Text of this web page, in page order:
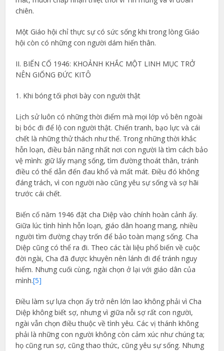
chiên.
Một Giáo hội chỉ thực sự có sức sống khi trong lòng Giáo
hội còn có những con người dám hiến thân.
II. BIẾN CỐ 1946: KHOẢNH KHẮC MỘT LINH MỤC TRỞ
NÊN GIỐNG ĐỨC KITÔ
1. Khi bóng tối phơi bày con người thật
Lịch sử luôn có những thời điểm mà mọi lớp vỏ bên ngoài
bị bóc đi để lộ con người thật. Chiến tranh, bạo lực và cái
chết là những thử thách như thế. Trong những thời khắc
hỗn loạn, điều bản năng nhất nơi con người là tìm cách bảo
vệ mình: giữ lấy mạng sống, tìm đường thoát thân, tránh
điều có thể dẫn đến đau khổ và mất mát. Điều đó không
đáng trách, vì con người nào cũng yêu sự sống và sợ hãi
trước cái chết.
Biến cố năm 1946 đặt cha Diệp vào chính hoàn cảnh ấy.
Giữa lúc tình hình hỗn loạn, giáo dân hoang mang, nhiều
người tìm đường chạy trốn để bảo toàn mạng sống. Cha
Diệp cũng có thể ra đi. Theo các tài liệu phổ biến về cuộc
đời ngài, Cha đã được khuyên nên lánh đi để tránh nguy
hiểm. Nhưng cuối cùng, ngài chọn ở lại với giáo dân của
mình.[5]
Điều làm sự lựa chọn ấy trở nên lớn lao không phải vì Cha
Diệp không biết sợ, nhưng vì giữa nỗi sợ rất con người,
ngài vẫn chọn điều thuộc về tình yêu. Các vị thánh không
phải là những con người không còn cảm xúc như chúng ta;
họ cũng run sợ, cũng thao thức, cũng yêu sự sống. Nhưng